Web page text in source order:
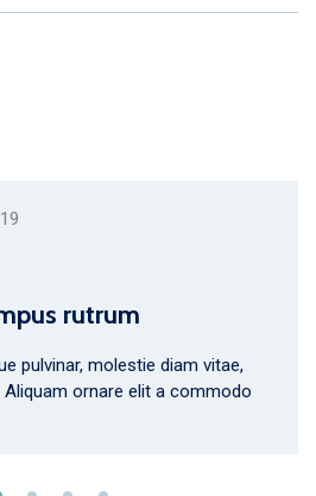
rutrum
pulvinar, molestie diam vitae,
ornare elit a commodo